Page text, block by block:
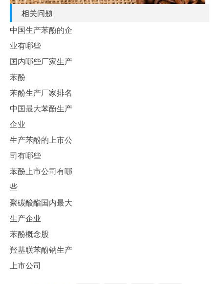
相关问题
中国生产苯酚的企
业有哪些
国内哪些厂家生产
苯酚
苯酚生产厂家排名
中国最大苯酚生产
企业
生产苯酚的上市公
司有哪些
苯酚上市公司有哪
些
聚碳酸酯国内最大
生产企业
苯酚概念股
羟基联苯酚钠生产
上市公司